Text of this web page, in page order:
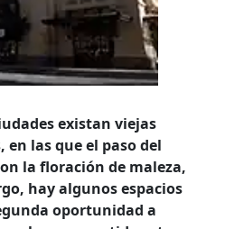
existan viejas
las que el paso del
la floración de maleza,
hay algunos espacios
oportunidad a